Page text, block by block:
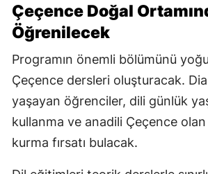
Çeçence Doğal
Öğrenilecek
Programın önemli bölümünü
Çeçence dersleri oluşturacak.
yaşayan öğrenciler, dili günlük
kullanma ve anadili Çeçence
kurma fırsatı bulacak.